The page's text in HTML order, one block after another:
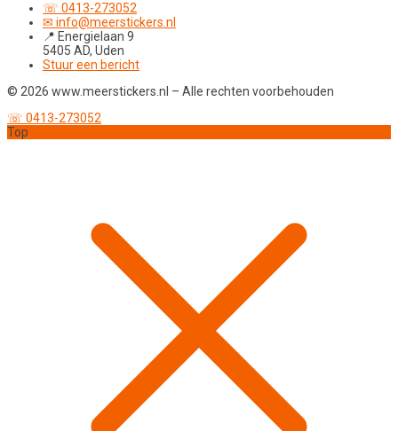
☏ 0413-273052
✉ info@meerstickers.nl
📍 Energielaan 9
5405 AD, Uden
Stuur een bericht
© 2026 www.meerstickers.nl – Alle rechten voorbehouden
☏ 0413-273052
Top